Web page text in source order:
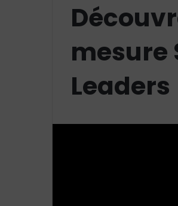
mesure
Leaders